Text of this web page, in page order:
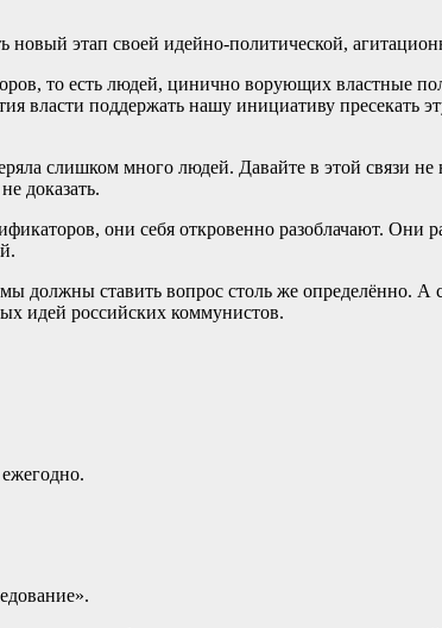
этап своей идейно-политической,
то есть людей, цинично ворующих властные
власти поддержать нашу инициативу пресекать
слишком много людей. Давайте в этой связи не
доказать.
они себя откровенно разоблачают. Они
должны ставить вопрос столь же определённо.
идей российских коммунистов.